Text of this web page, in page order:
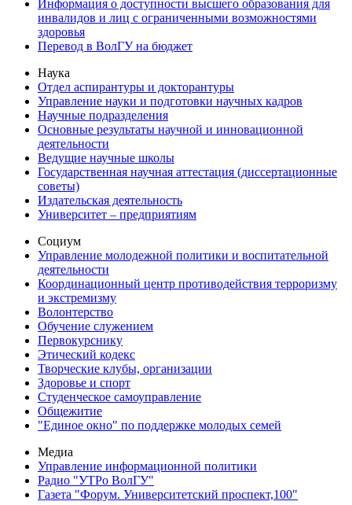
Информация о доступности высшего образования для
инвалидов и лиц с ограниченными возможностями
здоровья
Перевод в ВолГУ на бюджет
Наука
Отдел аспирантуры и докторантуры
Управление науки и подготовки научных кадров
Научные подразделения
Основные результаты научной и инновационной
деятельности
Ведущие научные школы
Государственная научная аттестация (диссертационные
советы)
Издательская деятельность
Университет – предприятиям
Социум
Управление молодежной политики и воспитательной
деятельности
Координационный центр противодействия терроризму
и экстремизму
Волонтерство
Обучение служением
Первокурснику
Этический кодекс
Творческие клубы, организации
Здоровье и спорт
Студенческое самоуправление
Общежитие
"Единое окно" по поддержке молодых семей
Медиа
Управление информационной политики
Радио "УТРо ВолГУ"
Газета "Форум. Университетский проспект,100"